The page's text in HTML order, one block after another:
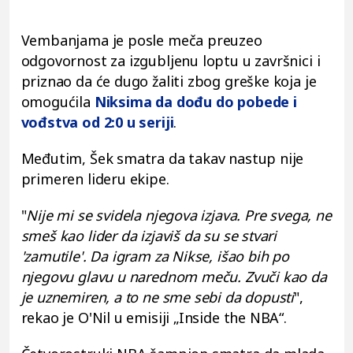
Vembanjama je posle meča preuzeo
odgovornost za izgubljenu loptu u završnici i
priznao da će dugo žaliti zbog greške koja je
omogućila Niksima da dođu do pobede i
vođstva od 2:0 u seriji.
Međutim, Šek smatra da takav nastup nije
primeren lideru ekipe.
"Nije mi se svidela njegova izjava. Pre svega, ne
smeš kao lider da izjaviš da su se stvari
'zamutile'. Da igram za Nikse, išao bih po
njegovu glavu u narednom meču. Zvuči kao da
je uznemiren, a to ne sme sebi da dopusti",
rekao je O'Nil u emisiji „Inside the NBA“.